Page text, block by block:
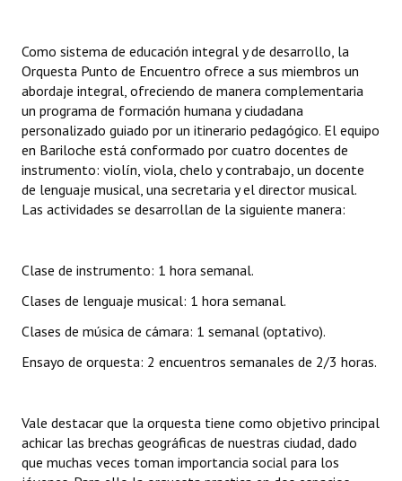
Como sistema de educación integral y de desarrollo, la
Orquesta Punto de Encuentro ofrece a sus miembros un
abordaje integral, ofreciendo de manera complementaria
un programa de formación humana y ciudadana
personalizado guiado por un itinerario pedagógico. El equipo
en Bariloche está conformado por cuatro docentes de
instrumento: violín, viola, chelo y contrabajo, un docente
de lenguaje musical, una secretaria y el director musical.
Las actividades se desarrollan de la siguiente manera:
Clase de instrumento: 1 hora semanal.
Clases de lenguaje musical: 1 hora semanal.
Clases de música de cámara: 1 semanal (optativo).
Ensayo de orquesta: 2 encuentros semanales de 2/3 horas.
Vale destacar que la orquesta tiene como objetivo principal
achicar las brechas geográficas de nuestras ciudad, dado
que muchas veces toman importancia social para los